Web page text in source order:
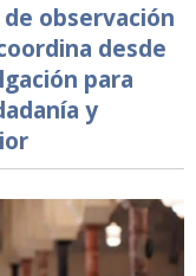
observación
desde
para
y